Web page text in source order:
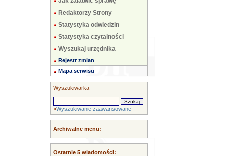
Redaktorzy Strony
Statystyka odwiedzin
Statystyka czytalności
Wyszukaj urzędnika
Rejestr zmian
Mapa serwisu
Wyszukiwarka
»Wyszukiwanie zaawansowane
Archiwalne menu:
Ostatnie 5 wiadomości: